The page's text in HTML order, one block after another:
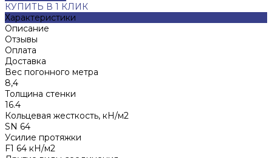
КУПИТЬ В 1 КЛИК
Характеристики
Описание
Отзывы
Оплата
Доставка
Вес погонного метра
8,4
Толщина стенки
16.4
Кольцевая жесткость, кН/м2
SN 64
Усилие протяжки
F1 64 кН/м2